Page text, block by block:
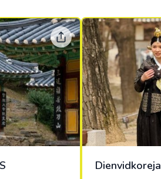
Dienvidkoreja